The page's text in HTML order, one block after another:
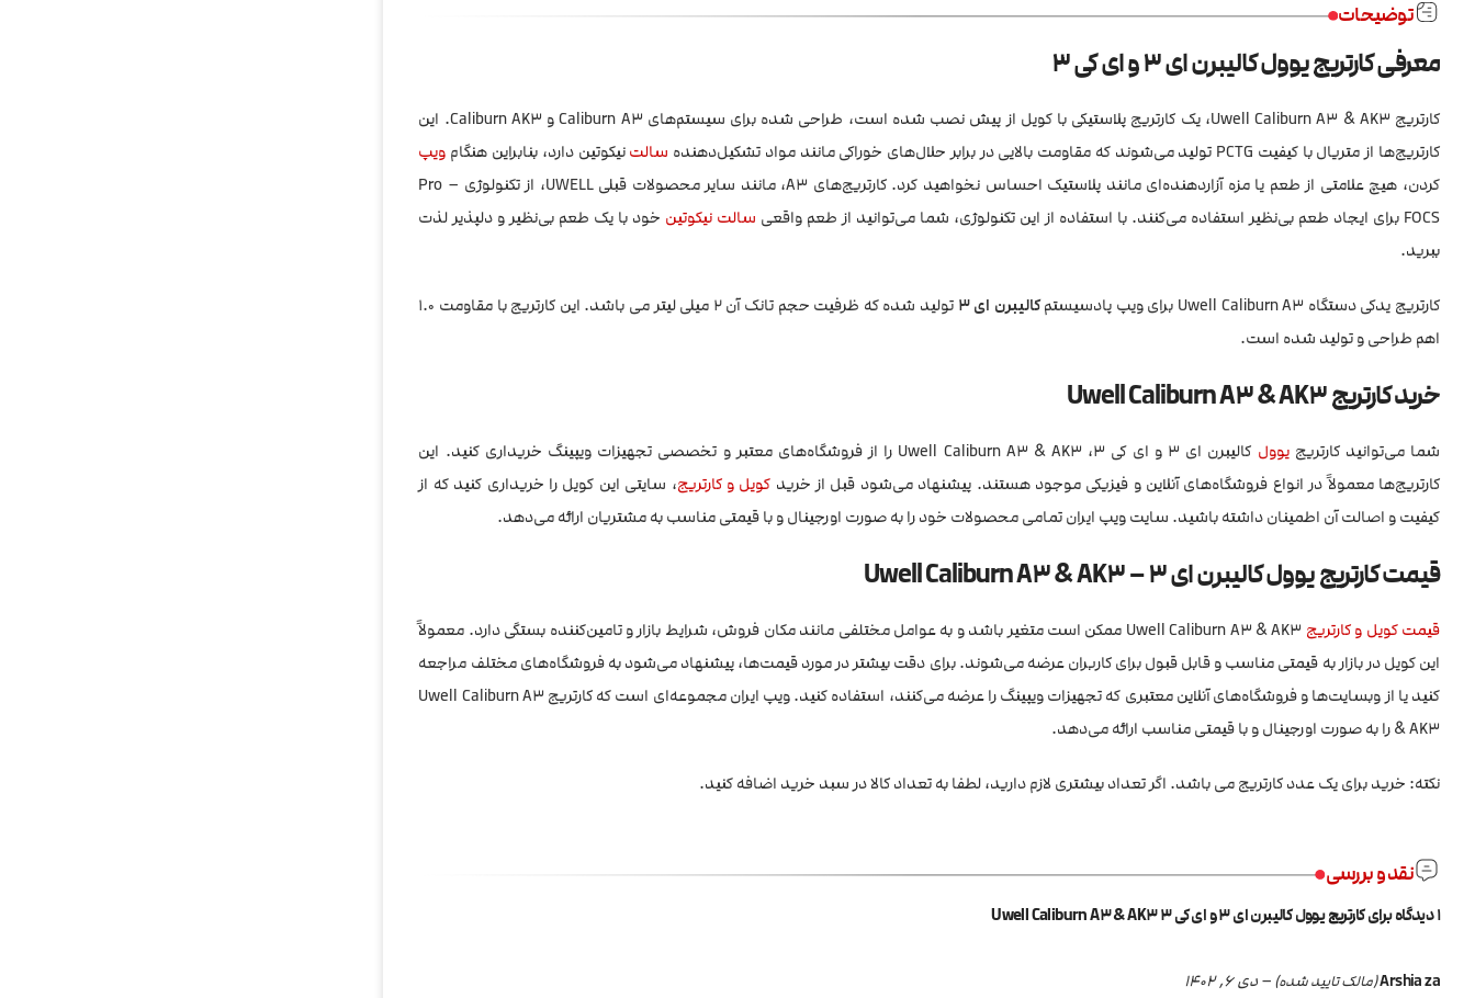
توضیحات
معرفی کارتریج یوول کالیبرن ای 3 و ای کی 3
کارتریج Uwell Caliburn A3 & AK3، یک کارتریج پلاستیکی با کویل از پیش نصب شده است، طراحی شده برای سیستم‌های Caliburn A3 و Caliburn AK3. این
کارتریج‌ها از متریال با کیفیت PCTG تولید می‌شوند که مقاومت بالایی در برابر حلال‌های خوراکی مانند مواد تشکیل‌دهنده
سالتنیکوتین دارد، بنابراین هنگام ویپ
کردن، هیچ علامتی از طعم یا مزه آزاردهنده‌ای مانند پلاستیک احساس نخواهید کرد. کارتریج‌های A3، مانند سایر محصولات قبلی UWELL، از تکنولوژی Pro –
FOCS برای ایجاد طعم بی‌نظیر استفاده می‌کنند. با استفاده از این تکنولوژی، شما می‌توانید از طعم واقعی
سالت نیکوتین خود با یک طعم بی‌نظیر و دلپذیر لذت
ببرید.
کارتریج یدکی دستگاه Uwell Caliburn A3 برای ویپ پادسیستم کالیبرن ای 3
تولید شده که ظرفیت حجم تانک آن 2 میلی لیتر می باشد. این کارتریج با مقاومت 1.0
اهم طراحی و تولید شده است.
خرید کارتریج Uwell Caliburn A3 & AK3
شما می‌توانید کارتریجیوول
کالیبرن ای 3 و ای کی 3، Uwell Caliburn A3 & AK3 را از فروشگاه‌های معتبر و تخصصی تجهیزات ویپینگ خریداری کنید. این
کارتریج‌ها معمولاً در انواع فروشگاه‌های آنلاین و فیزیکی موجود هستند. پیشنهاد می‌شود قبل از خرید کویل و کارتریج، سایتی این کویل را خریداری کنید که از
کیفیت و اصالت آن‌ اطمینان داشته باشید. سایت ویپ ایران تمامی محصولات خود را به صورت اورجینال و با قیمتی مناسب به مشتریان ارائه می‌دهد.
قیمت کارتریج یوول کالیبرن ای 3 – Uwell Caliburn A3 & AK3
قیمت کویل و کارتریج
Uwell Caliburn A3 & AK3 ممکن است متغیر باشد و به عوامل مختلفی مانند مکان فروش، شرایط بازار و تامین‌کننده بستگی دارد. معمولاً
این کویل در بازار به قیمتی مناسب و قابل قبول برای کاربران عرضه می‌شوند. برای دقت بیشتر در مورد قیمت‌ها، پیشنهاد می‌شود به فروشگاه‌های مختلف مراجعه
کنید یا از وبسایت‌ها و فروشگاه‌های آنلاین معتبری که تجهیزات ویپینگ را عرضه می‌کنند، استفاده کنید. ویپ ایران مجموعه‌ای است که کارتریج Uwell Caliburn A3
& AK3 را به صورت اورجینال و با قیمتی مناسب ارائه می‌دهد.
نکته: خرید برای یک عدد کارتریج می باشد. اگر تعداد بیشتری لازم دارید، لطفا به تعداد کالا در سبد خرید اضافه کنید.
نقد و بررسی
1 دیدگاه برای کارتریج یوول کالیبرن ای 3 و ای کی 3 Uwell Caliburn A3 & AK3
Arshia za(مالک تایید شده) – دی 6, 1402